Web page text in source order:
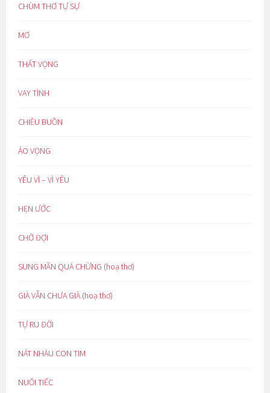
CHÙM THƠ TỰ SỰ
MƠ
THẤT VỌNG
VAY TÌNH
CHIỀU BUỒN
ẢO VỌNG
YÊU VÌ – VÌ YÊU
HẸN ƯỚC
CHỜ ĐỢI
SUNG MÃN QUÁ CHỪNG (hoạ thơ)
GIÀ VẪN CHƯA GIÀ (hoạ thơ)
TỰ RU ĐỜI
NÁT NHÀU CON TIM
NUỐI TIẾC